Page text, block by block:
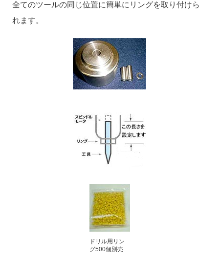
全てのツールの同じ位置に簡単にリングを取り付けら
れます。
ドリル用リン
グ500個別売